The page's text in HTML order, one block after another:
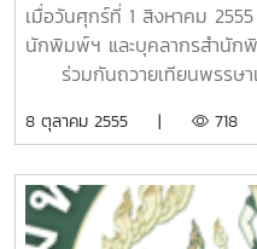
เมื่อวันศุกร์ที่ 1 สิงหาคม
นักพิมพ์ฯ และบุคลากรส
ร่วมกันถวายเทียนพรรษาแ
ไปถวาย ณ วัดร่มหลวง ตำ
8 ตุลาคม 2555 | 718